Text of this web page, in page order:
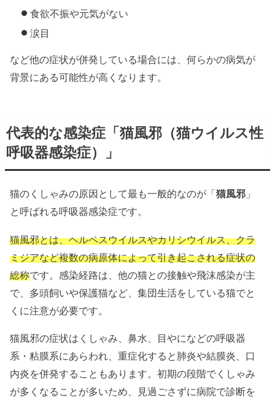
食欲不振や元気がない
涙目
など他の症状が併発している場合には、何らかの病気が
背景にある可能性が高くなります。
代表的な感染症「猫風邪（猫ウイルス性
呼吸器感染症）」
猫のくしゃみの原因として最も一般的なのが「猫風邪 」
と呼ばれる呼吸器感染症です。
猫風邪とは、ヘルペスウイルスやカリシウイルス、クラ
ミジアなど複数の病原体によって引き起こされる症状の
総称です。感染経路は、他の猫との接触や飛沫感染が主
で、多頭飼いや保護猫など、集団生活をしている猫でと
くに注意が必要です。
猫風邪の症状はくしゃみ、鼻水、目やになどの呼吸器
系・粘膜系にあらわれ、重症化すると肺炎や結膜炎、口
内炎を併発することもあります。初期の段階でくしゃみ
が多くなることが多いため、見過ごさずに病院で診断を